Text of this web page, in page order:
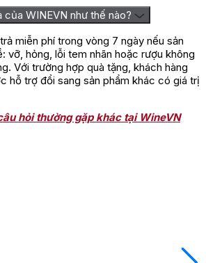
của WINEVN như thế nào?
miễn phí trong vòng 7 ngày nếu sản
vỡ, hỏng, lỗi tem nhãn hoặc rượu không
Với trường hợp quà tặng, khách hàng
hỗ trợ đổi sang sản phẩm khác có giá trị
hỏi thường gặp khác tại WineVN